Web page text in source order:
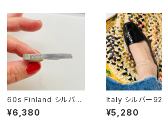
60s Finland シルバー
813 タイクリップ
¥6,380
Italy シルバー
クレット / 細フィ
ェーン
¥5,280